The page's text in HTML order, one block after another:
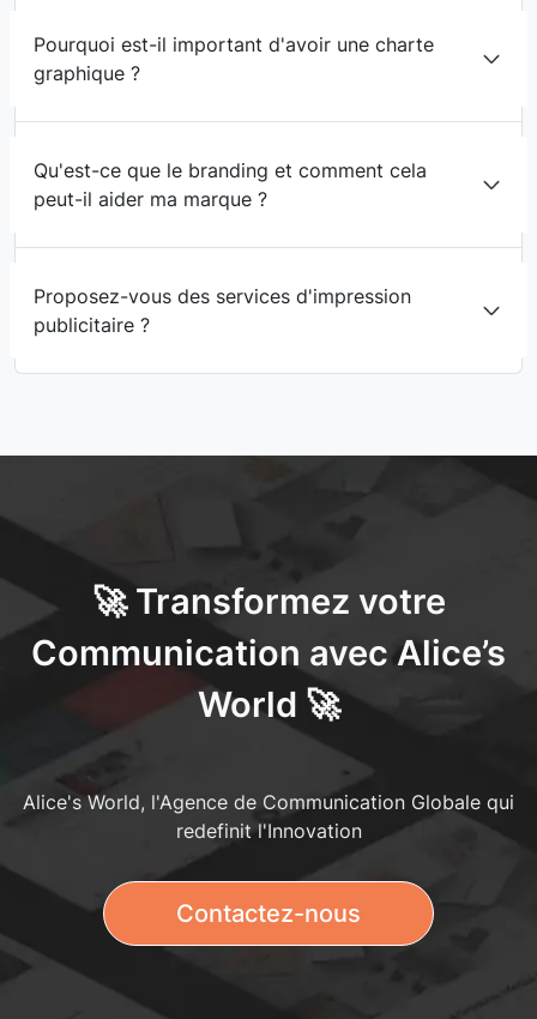
Pourquoi est-il important d'avoir une charte
graphique ?
Qu'est-ce que le branding et comment cela
peut-il aider ma marque ?
Proposez-vous des services d'impression
publicitaire ?
🚀 Transformez votre
Communication avec Alice’s
World 🚀
Alice's World, l'Agence de Communication Globale qui
redefinit l'Innovation
Contactez-nous